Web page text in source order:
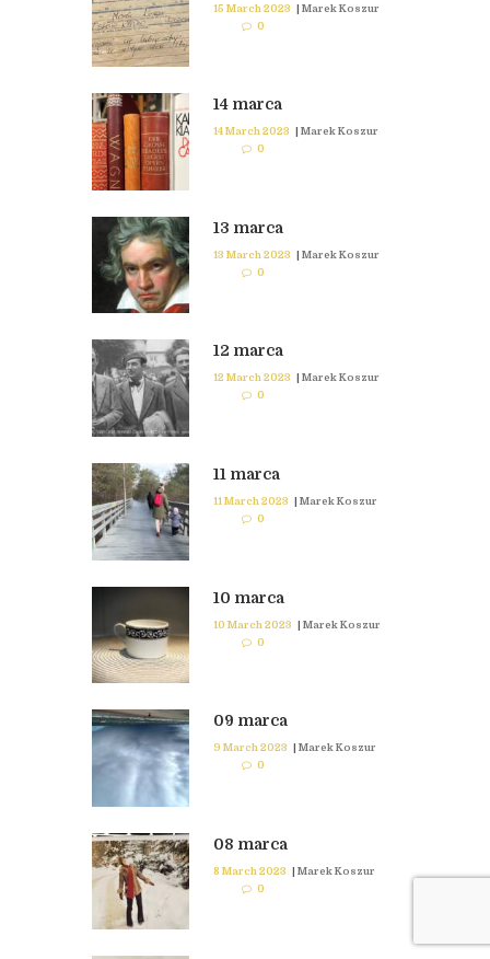
15 March 2023 | Marek Koszur
0
14 marca
14 March 2023 | Marek Koszur
0
13 marca
13 March 2023 | Marek Koszur
0
12 marca
12 March 2023
Marek Koszur
0
11 marca
11 March 2023 | Marek Koszur
0
10 marca
10 March 2023 | Marek Koszur
0
09 marca
9 March 2023 | Marek Koszur
0
08 marca
8 March 2023 | Marek Koszur
0